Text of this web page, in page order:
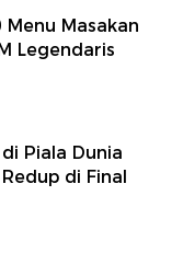
Menu Masakan
Legendaris
Piala Dunia
di Final